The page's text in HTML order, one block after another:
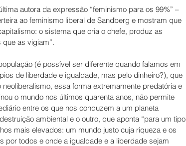
autora da expressão “feminismo para os 99%” –
ao feminismo liberal de Sandberg e mostram que
o sistema que cria o chefe, produz as
as vigiam”.
(é possível ser diferente quando falamos em
de liberdade e igualdade, mas pelo dinheiro?), que
essa forma extremamente predatória e
o mundo nos últimos quarenta anos, não permite
entre os que nos conduzem a um planeta
ambiental e o outro, que aponta “para um tipo
mais elevados: um mundo justo cuja riqueza e os
por todos e onde a igualdade e a liberdade sejam